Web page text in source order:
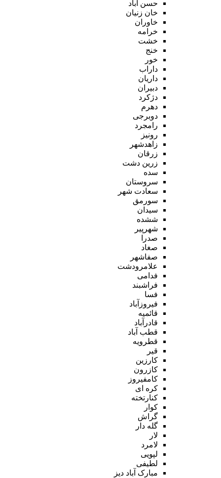
حسن آباد
خان زنیان
خاوران
خرامه
خشت
خنج
خور
داراب
داریان
دبیران
دژکرد
دهرم
دوبرجی
رامجرد
رونیز
زاهدشهر
زرقان
زرین دشت
سده
سروستان
سعادت شهر
سورمق
سیدان
ششده
شهرپیر
صدرا
صغاد
صفاشهر
علامرودشت
فدامی
فراشبند
فسا
فیروزآباد
قائمیه
قادرآباد
قطب آباد
قطرویه
قیر
کارزین
کازرون
کامفیروز
کره ای
کنارتخته
کوار
گراش
گله دار
لار
لامرد
لپویی
لطیفی
مبارک آباد دیز